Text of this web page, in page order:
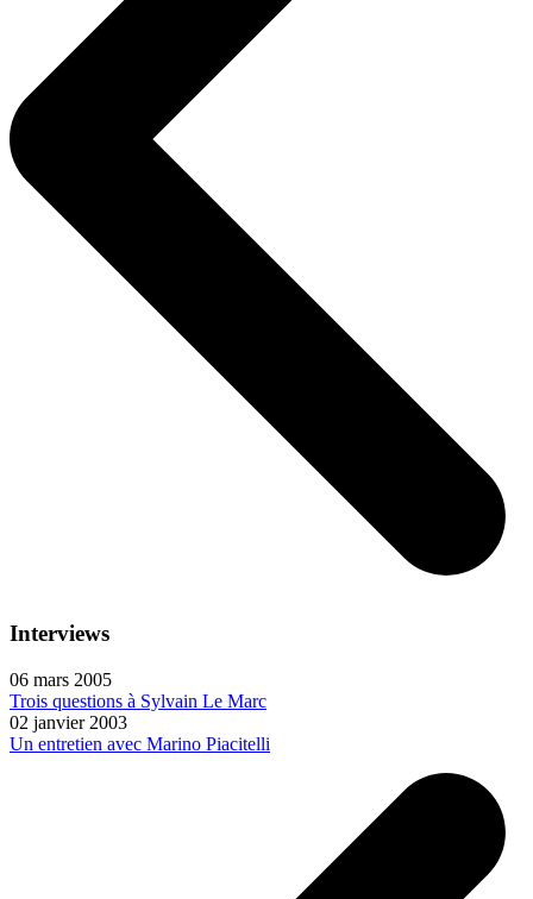
Interviews
06 mars 2005
Trois questions à Sylvain Le Marc
02 janvier 2003
Un entretien avec Marino Piacitelli